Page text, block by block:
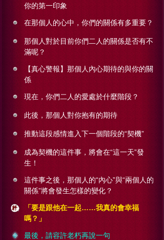
你的第一印象
在那個人的心中，你們的關係有多重要？
那個人對於目前你們二人的關係是否有不
滿呢？
【真心警報】那個人內心期待的與你的關
係
現在，你們二人的愛處於什麼階段？
此後，那個人對你抱有的期待
推動這段感情進入下一個階段的“契機”
成為契機的這件事，將會在“這一天”發
生！
這件事之後，那個人的“內心”與“兩個人的
關係”將會發生怎樣的變化？
「要是跟他在一起……我真的會幸福
嗎？」
最後，請容許老朽再說一句